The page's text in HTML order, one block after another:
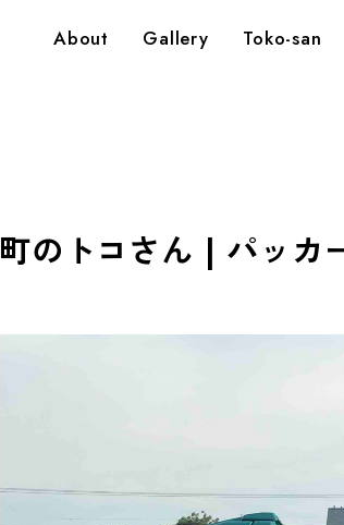
About Gallery Toko-san
町のトコさん | パッカ